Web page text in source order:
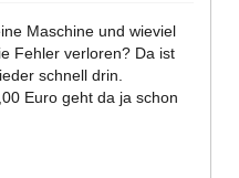
Maschine und wieviel
Fehler verloren? Da ist
schnell drin.
Euro geht da ja schon